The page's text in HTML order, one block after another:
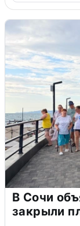
В Сочи
закрыли